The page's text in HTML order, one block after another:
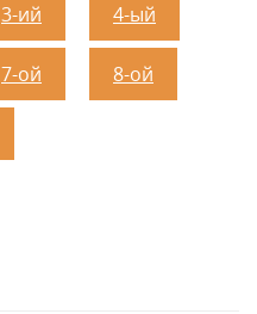
3-ий 4-ый
7-ой 8-ой